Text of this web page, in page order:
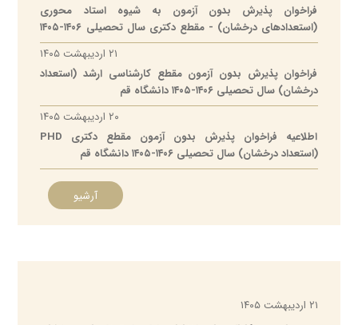
فراخوان پذیرش بدون آزمون به شیوه استاد محوری
(استعدادهای درخشان) - مقطع دکتری سال تحصیلی ۱۴۰۶-۱۴۰۵
دانشگاه قم
۲۱ اردیبهشت ۱۴۰۵
فراخوان پذیرش بدون آزمون مقطع کارشناسی ارشد (استعداد
درخشان) سال تحصیلی ۱۴۰۶-۱۴۰۵ دانشگاه قم
۲۰ اردیبهشت ۱۴۰۵
اطلاعیه فراخوان پذیرش بدون آزمون مقطع دکتری PHD
(استعداد درخشان) سال تحصیلی ۱۴۰۶-۱۴۰۵ دانشگاه قم
آرشیو
۲۱ اردیبهشت ۱۴۰۵